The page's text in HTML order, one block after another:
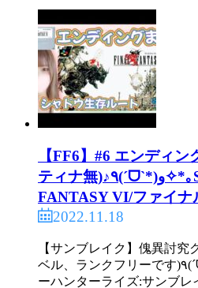
【FF6】#6 エンディン
ティナ無)♪٩(ˊᗜˋ*)و✧*｡SFC版【FINAL
FANTASY VI/ファイナ
2022.11.18
【サンブレイク】傀異討究
ベル、ランクフリーです)٩(ˊᗜˋ*)و✧* 狩猟笛【モンスタ
ーハンターライズ:サンブ